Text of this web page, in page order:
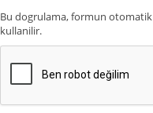
Bu dogrulama, formun
kullanilir.